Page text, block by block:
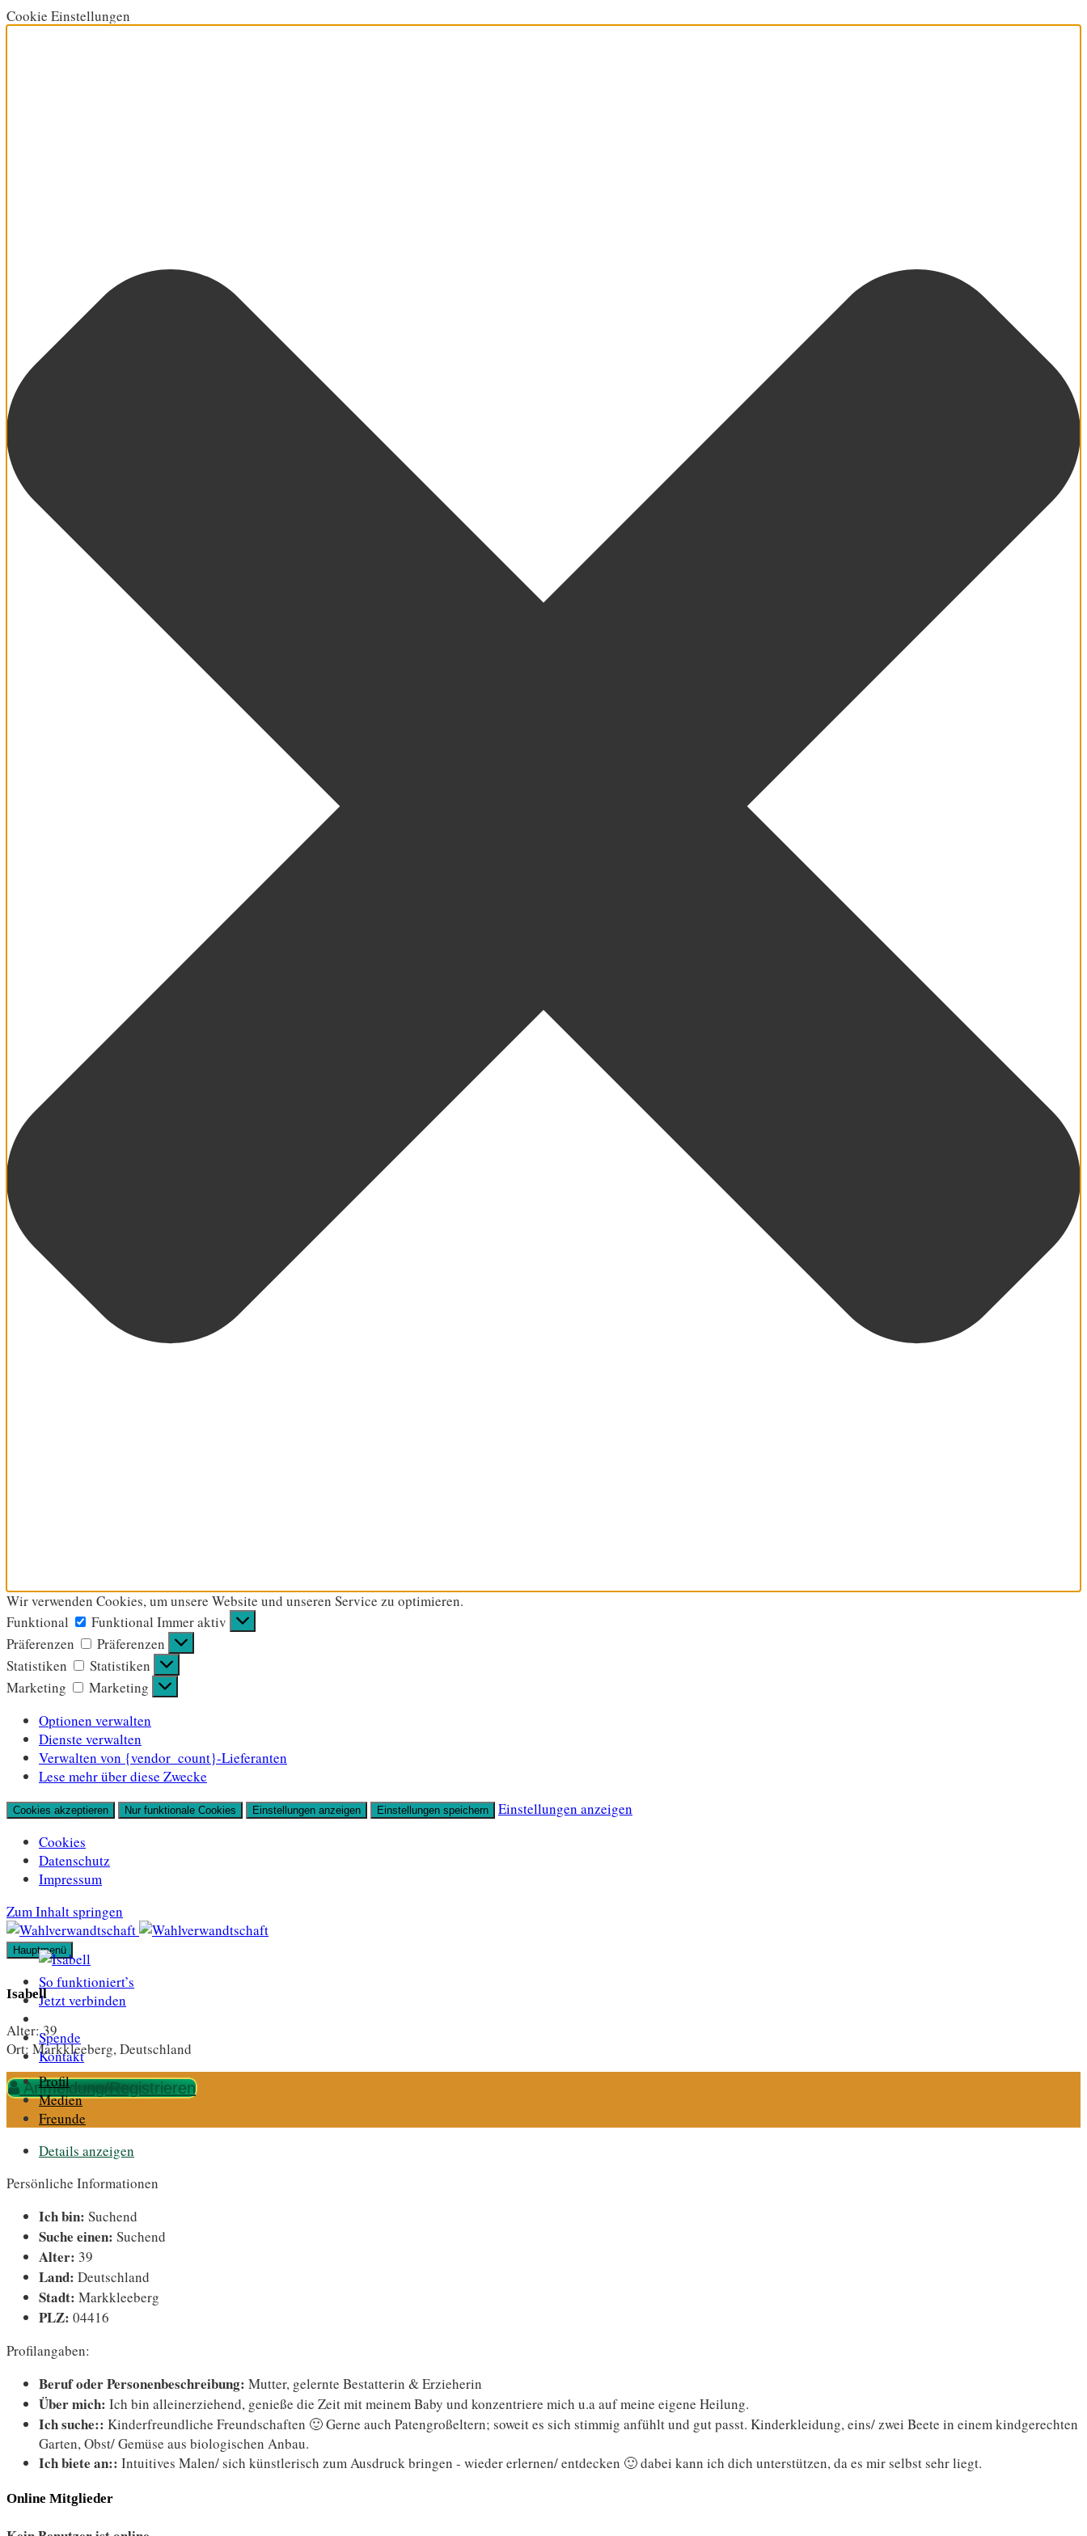
Cookie Einstellungen
Wir verwenden Cookies, um unsere Website und unseren Service zu optimieren.
Funktional
Funktional Immer aktiv
Präferenzen
Präferenzen
Statistiken
Statistiken
Marketing
Marketing
Optionen verwalten
Dienste verwalten
Verwalten von {vendor_count}-Lieferanten
Lese mehr über diese Zwecke
Cookies akzeptieren Nur funktionale Cookies Einstellungen anzeigen Einstellungen speichern
Einstellungen anzeigen
Cookies
Datenschutz
Impressum
Zum Inhalt springen
Hauptmenü
So funktioniert’s
Jetzt verbinden
Spende
Kontakt
Anmeldung/Registrieren
Isabell
Alter:39
Ort: Markkleeberg, Deutschland
Profil
Medien
Freunde
Details anzeigen
Persönliche Informationen
Ich bin: Suchend
Suche einen: Suchend
Alter: 39
Land: Deutschland
Stadt: Markkleeberg
PLZ: 04416
Profilangaben:
Beruf oder Personenbeschreibung: Mutter, gelernte Bestatterin & Erzieherin
Über mich: Ich bin alleinerziehend, genieße die Zeit mit meinem Baby und konzentriere mich u.a auf meine eigene Heilung.
Ich suche:: Kinderfreundliche Freundschaften 🙂 Gerne auch Patengroßeltern; soweit es sich stimmig anfühlt und gut passt. Kinderkleidung, eins/ zwei Beete in einem kindgerechten
Garten, Obst/ Gemüse aus biologischen Anbau.
Ich biete an:: Intuitives Malen/ sich künstlerisch zum Ausdruck bringen - wieder erlernen/ entdecken 🙂 dabei kann ich dich unterstützen, da es mir selbst sehr liegt.
Online Mitglieder